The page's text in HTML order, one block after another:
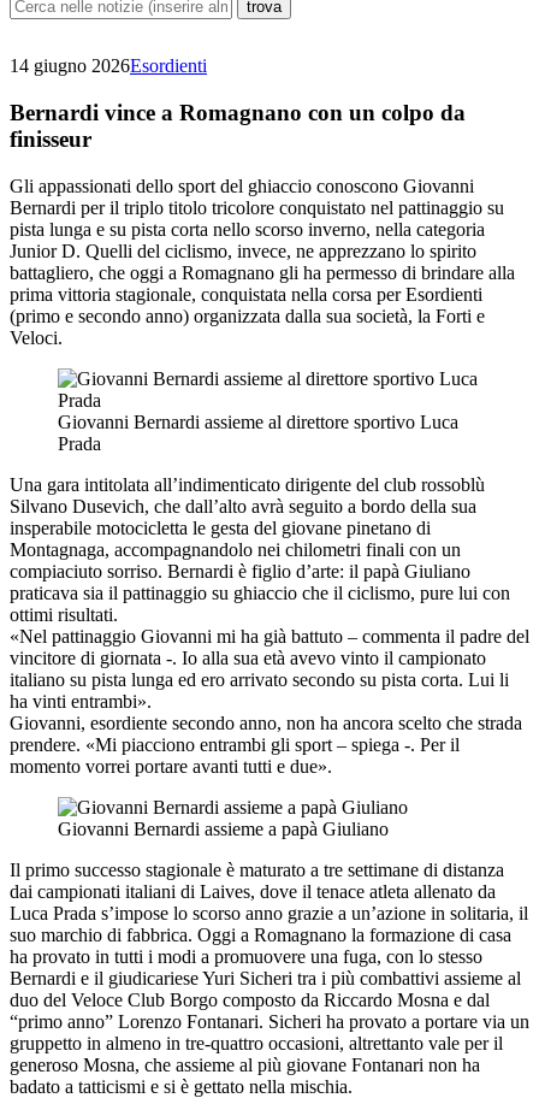
14 giugno 2026Esordienti
Bernardi vince a Romagnano con un colpo da
finisseur
Gli appassionati dello sport del ghiaccio conoscono Giovanni
Bernardi per il triplo titolo tricolore conquistato nel pattinaggio su
pista lunga e su pista corta nello scorso inverno, nella categoria
Junior D. Quelli del ciclismo, invece, ne apprezzano lo spirito
battagliero, che oggi a Romagnano gli ha permesso di brindare alla
prima vittoria stagionale, conquistata nella corsa per Esordienti
(primo e secondo anno) organizzata dalla sua società, la Forti e
Veloci.
Giovanni Bernardi assieme al direttore sportivo Luca
Prada
Una gara intitolata all’indimenticato dirigente del club rossoblù
Silvano Dusevich, che dall’alto avrà seguito a bordo della sua
insperabile motocicletta le gesta del giovane pinetano di
Montagnaga, accompagnandolo nei chilometri finali con un
compiaciuto sorriso. Bernardi è figlio d’arte: il papà Giuliano
praticava sia il pattinaggio su ghiaccio che il ciclismo, pure lui con
ottimi risultati.
«Nel pattinaggio Giovanni mi ha già battuto – commenta il padre del
vincitore di giornata -. Io alla sua età avevo vinto il campionato
italiano su pista lunga ed ero arrivato secondo su pista corta. Lui li
ha vinti entrambi».
Giovanni, esordiente secondo anno, non ha ancora scelto che strada
prendere. «Mi piacciono entrambi gli sport – spiega -. Per il
momento vorrei portare avanti tutti e due».
Giovanni Bernardi assieme a papà Giuliano
Il primo successo stagionale è maturato a tre settimane di distanza
dai campionati italiani di Laives, dove il tenace atleta allenato da
Luca Prada s’impose lo scorso anno grazie a un’azione in solitaria, il
suo marchio di fabbrica. Oggi a Romagnano la formazione di casa
ha provato in tutti i modi a promuovere una fuga, con lo stesso
Bernardi e il giudicariese Yuri Sicheri tra i più combattivi assieme al
duo del Veloce Club Borgo composto da Riccardo Mosna e dal
“primo anno” Lorenzo Fontanari. Sicheri ha provato a portare via un
gruppetto in almeno in tre-quattro occasioni, altrettanto vale per il
generoso Mosna, che assieme al più giovane Fontanari non ha
badato a tatticismi e si è gettato nella mischia.